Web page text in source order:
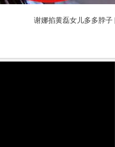
谢娜掐黄磊女儿多多脖子